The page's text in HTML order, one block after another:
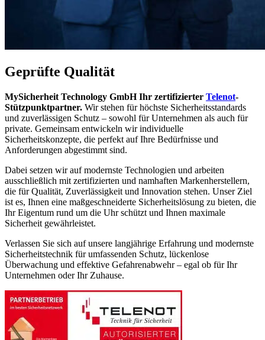
Geprüfte Qualität
MySicherheit Technology GmbH Ihr zertifizierter Telenot-
Stützpunktpartner. Wir stehen für höchste Sicherheitsstandards
und zuverlässigen Schutz – sowohl für Unternehmen als auch für
private. Gemeinsam entwickeln wir individuelle
Sicherheitskonzepte, die perfekt auf Ihre Bedürfnisse und
Anforderungen abgestimmt sind.
Dabei setzen wir auf modernste Technologien und arbeiten
ausschließlich mit zertifizierten und namhaften Markenherstellern,
die für Qualität, Zuverlässigkeit und Innovation stehen. Unser Ziel
ist es, Ihnen eine maßgeschneiderte Sicherheitslösung zu bieten, die
Ihr Eigentum rund um die Uhr schützt und Ihnen maximale
Sicherheit gewährleistet.
Verlassen Sie sich auf unsere langjährige Erfahrung und modernste
Sicherheitstechnik für umfassenden Schutz, lückenlose
Überwachung und effektive Gefahrenabwehr – egal ob für Ihr
Unternehmen oder Ihr Zuhause.